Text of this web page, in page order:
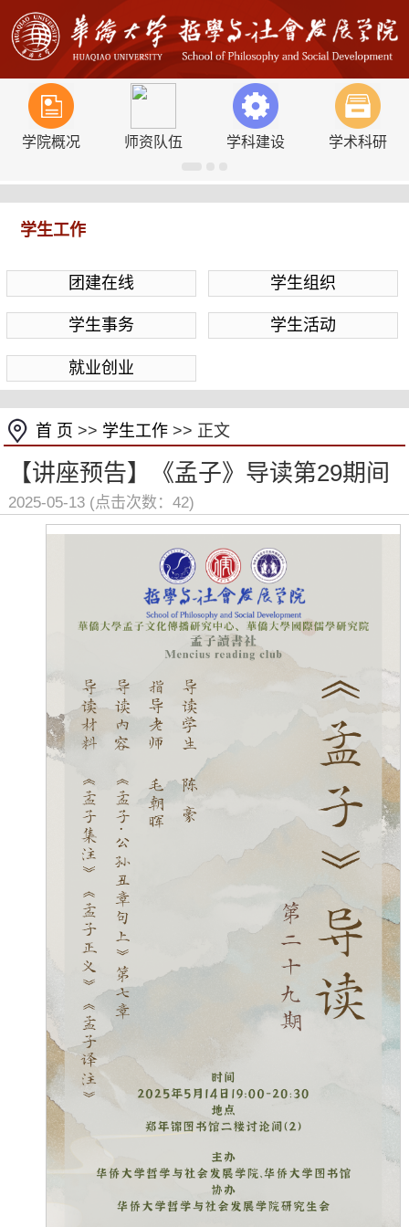
学院概况 师资队伍 学科建设 学术科研
学生工作
团建在线 学生组织
学生事务 学生活动
就业创业
首 页 >> 学生工作 >> 正文
【讲座预告】《孟子》导读第29期间
2025-05-13 (点击次数： 42)